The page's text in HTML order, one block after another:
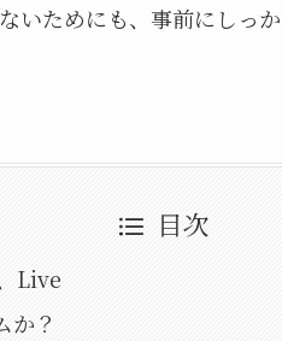
いためにも、事前にしっ
目次
Live
か？